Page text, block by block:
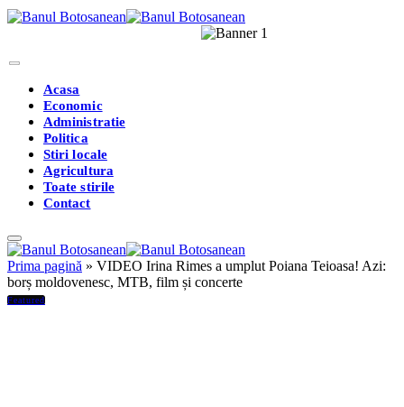
Acasa
Economic
Administratie
Politica
Stiri locale
Agricultura
Toate stirile
Contact
Prima pagină » VIDEO Irina Rimes a umplut Poiana Teioasa! Azi:
borș moldovenesc, MTB, film și concerte
Featured